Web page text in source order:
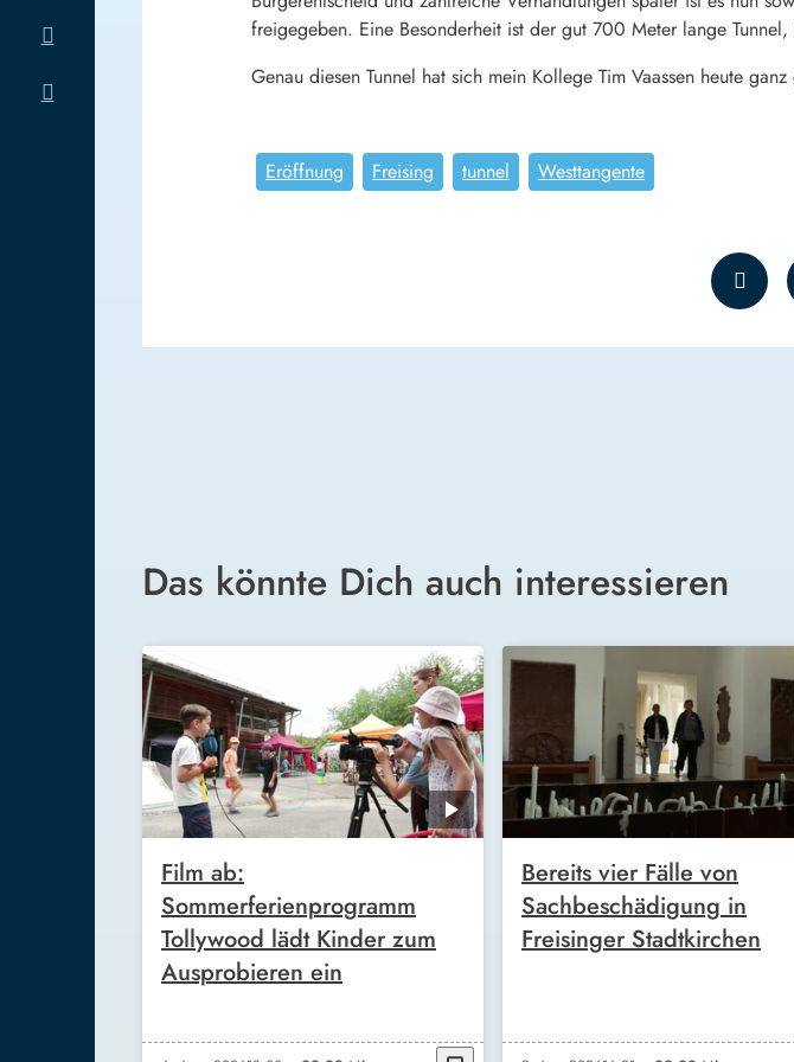
freigegeben. Eine Besonderheit ist der gut 700 Meter lange
Genau diesen Tunnel hat sich mein Kollege Tim Vaassen heute
Eröffnung Freising tunnel Westtangente
Das könnte Dich auch interessieren
Film ab:
Sommerferienprogramm
Tollywood lädt Kinder zum
Ausprobieren ein
Bereits vier Fälle von
Sachbeschädigung in
Freisinger Stadtkirchen